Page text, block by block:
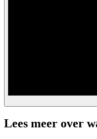
Lees meer over